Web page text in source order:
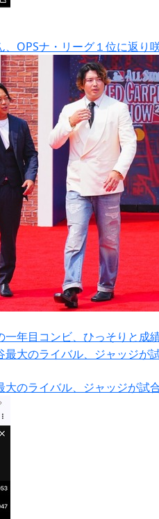
、OPSナ・リーグ１位に返り
一年目コンビ、ひっそりと成
大のライバル、ジャッジが試